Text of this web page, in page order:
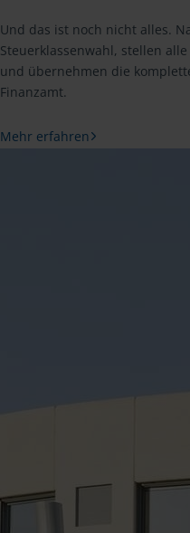
Und das ist noch nicht alles.
Steuerklassenwahl, stellen
und übernehmen die
Finanzamt.
Mehr erfahren